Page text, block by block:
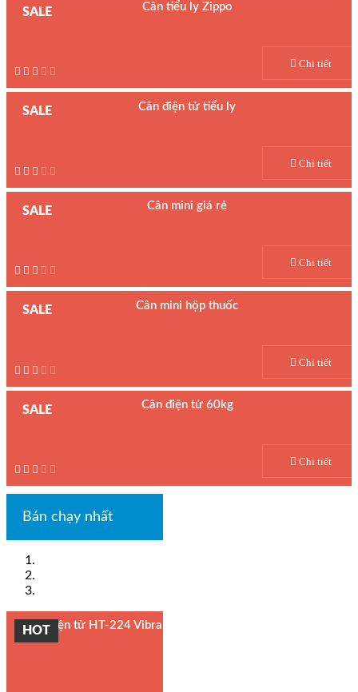
SALE Cân tiểu ly Zippo
Bảo hành: 1 năm
Chi tiết
SALE Cân điện tử tiểu ly
Bảo hành: 1 năm
Chi tiết
SALE Cân mini giá rẻ
Bảo hành: 1 năm
Chi tiết
SALE Cân mini hộp thuốc
Bảo hành: 1 năm
Chi tiết
SALE Cân điện tử 60kg
Bảo hành: 1 năm
Chi tiết
Bán chạy nhất
HOT
Cân điện tử HT-224 Vibra